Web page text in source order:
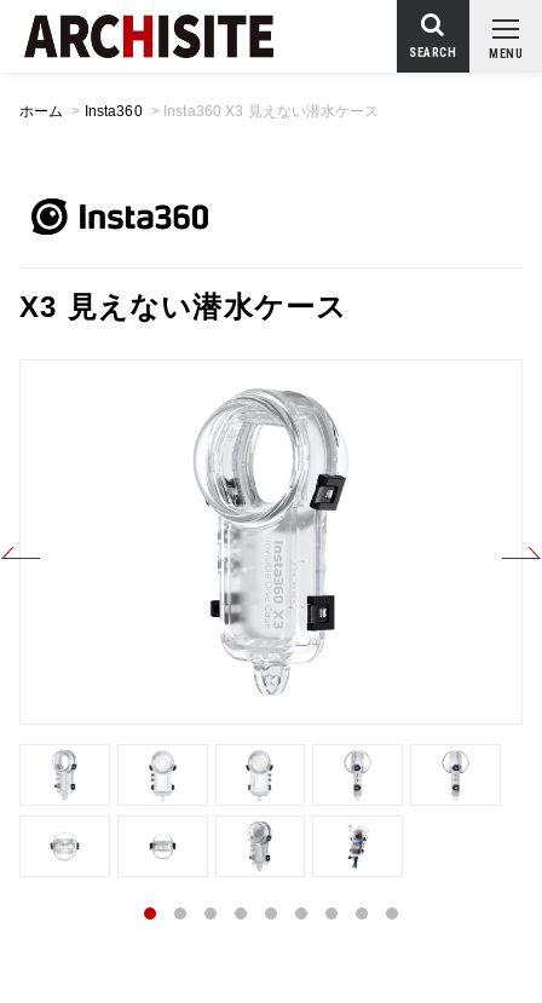
MENU
SEARCH
ホーム > Insta360 > Insta360 X3 見えない潜水ケース
X3 見えない潜水ケース